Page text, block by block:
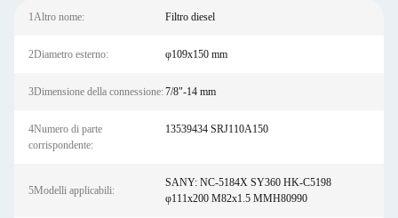
1Altro nome: Filtro diesel
2Diametro esterno: φ109x150 mm
3Dimensione della connessione:7/8"-14 mm
4Numero di parte
corrispondente:
13539434 SRJ110A150
5Modelli applicabili:
SANY: NC-5184X SY360 HK-C5198
φ111x200 M82x1.5 MMH80990